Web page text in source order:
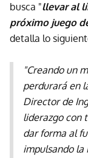
busca "llevar al
próximo juego
detalla lo
"Creando un
perdurará en
Director de
liderazgo con
dar forma al
impulsando la